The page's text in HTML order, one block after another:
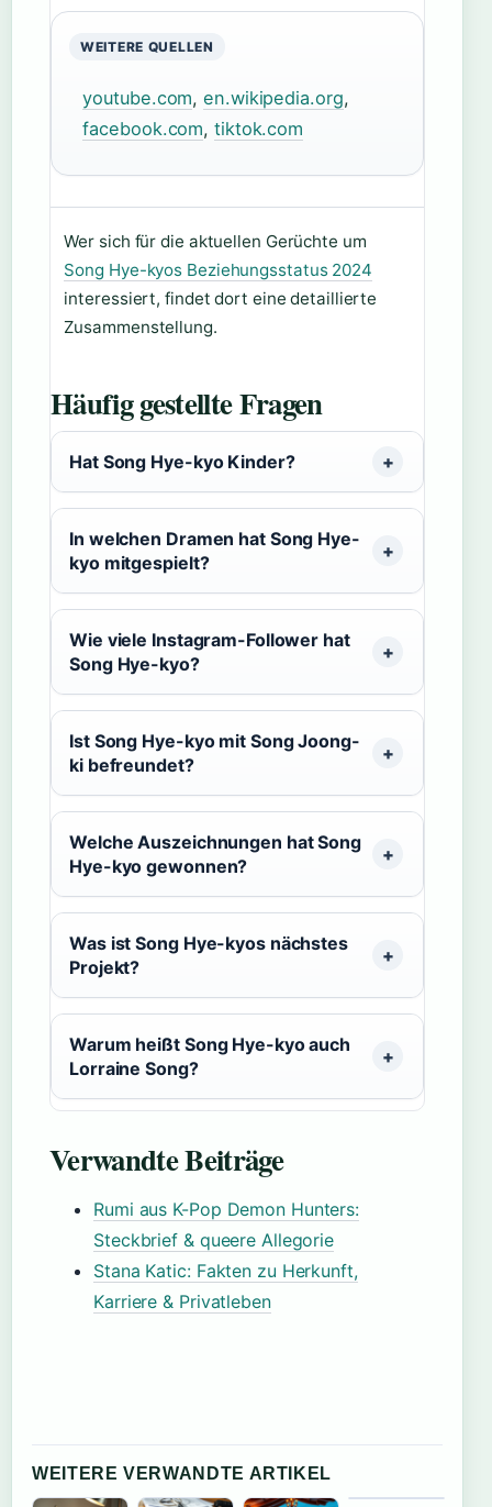
WEITERE QUELLEN
youtube.com,en.wikipedia.org,
facebook.com,tiktok.com
Wer sich für die aktuellen Gerüchte um
Song Hye-kyos Beziehungsstatus 2024
interessiert, findet dort eine detaillierte
Zusammenstellung.
Häufig gestellte Fragen
Hat Song Hye-kyo Kinder?
In welchen Dramen hat Song Hye-
kyo mitgespielt?
Wie viele Instagram-Follower hat
Song Hye-kyo?
Ist Song Hye-kyo mit Song Joong-
ki befreundet?
Welche Auszeichnungen hat Song
Hye-kyo gewonnen?
Was ist Song Hye-kyos nächstes
Projekt?
Warum heißt Song Hye-kyo auch
Lorraine Song?
Verwandte Beiträge
Rumi aus K-Pop Demon Hunters:
Steckbrief & queere Allegorie
Stana Katic: Fakten zu Herkunft,
Karriere & Privatleben
WEITERE VERWANDTE ARTIKEL